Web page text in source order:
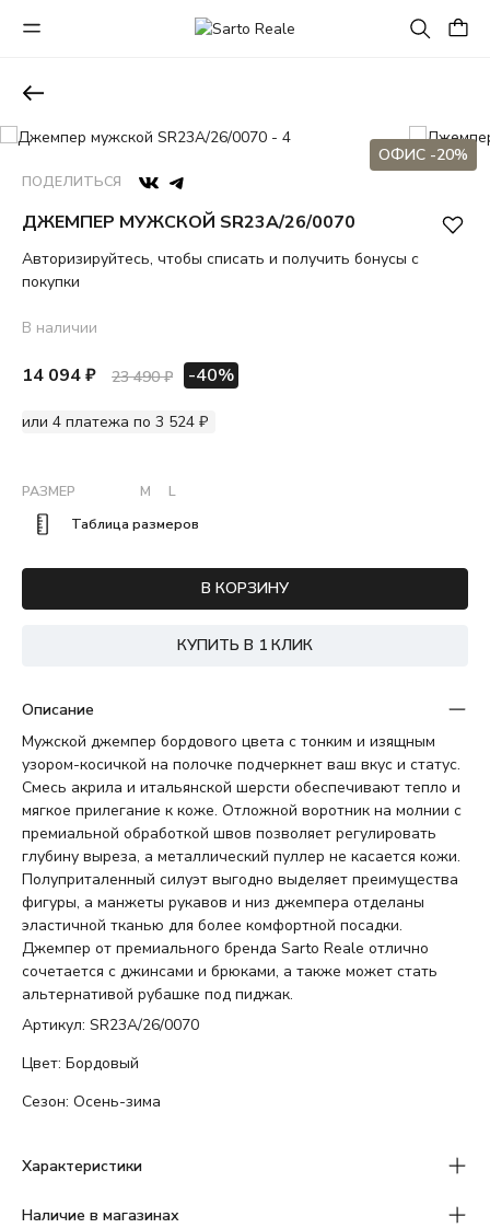
ОФИС -20%
ПОДЕЛИТЬСЯ
ДЖЕМПЕР МУЖСКОЙ SR23A/26/0070
Авторизируйтесь, чтобы списать и получить бонусы с
покупки
В наличии
14 094 ₽ 23 490 ₽ -40%
или 4 платежа по 3 524 ₽
РАЗМЕР M
L
Таблица размеров
В КОРЗИНУ
КУПИТЬ В 1 КЛИК
Описание
Мужской джемпер бордового цвета с тонким и изящным
узором-косичкой на полочке подчеркнет ваш вкус и статус.
Смесь акрила и итальянской шерсти обеспечивают тепло и
мягкое прилегание к коже. Отложной воротник на молнии с
премиальной обработкой швов позволяет регулировать
глубину выреза, а металлический пуллер не касается кожи.
Полуприталенный силуэт выгодно выделяет преимущества
фигуры, а манжеты рукавов и низ джемпера отделаны
эластичной тканью для более комфортной посадки.
Джемпер от премиального бренда Sarto Reale отлично
сочетается с джинсами и брюками, а также может стать
альтернативой рубашке под пиджак.
Артикул: SR23A/26/0070
Цвет: Бордовый
Сезон: Осень-зима
Характеристики
Наличие в магазинах